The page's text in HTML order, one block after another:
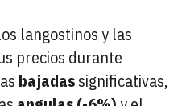
langostinos y las
precios durante
bajadassignificativas,